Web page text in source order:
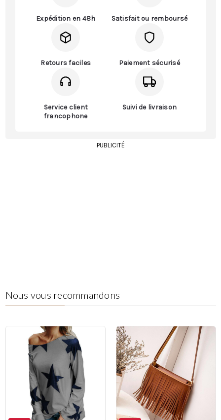
Expédition en 48h Satisfait ou remboursé
Retours faciles Paiement sécurisé
Service client
francophone
Suivi de livraison
PUBLICITÉ
Nous vous recommandons